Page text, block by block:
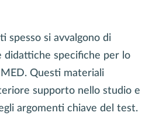
spesso si avvalgono di
didattiche specifiche per lo
Questi materiali
supporto nello studio e
argomenti chiave del test.